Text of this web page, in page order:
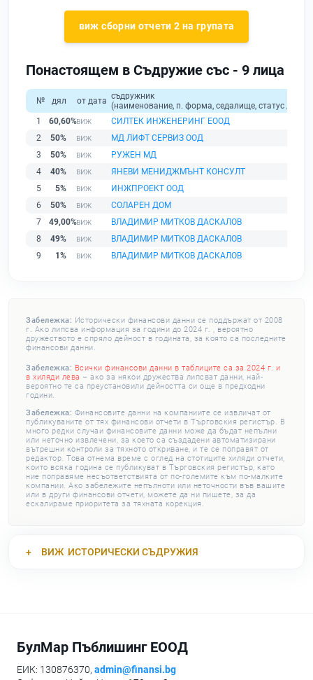
виж сборни отчети 2 на групата
Понастоящем в Съдружие със - 9 лица
№ дял от дата съдружник
(наименование, п. форма, седалище, статус /
1
60,60%
СИЛТЕК ИНЖЕНЕРИНГ ЕООД
2
50%
МД ЛИФТ СЕРВИЗ ООД
3
50%
РУЖЕН МД
4
40%
ЯНЕВИ МЕНИДЖМЪНТ КОНСУЛТ
5
5%
ИНЖПРОЕКТ ООД
6
50%
СОЛАРЕН ДОМ
7
49,00%
ВЛАДИМИР МИТКОВ ДАСКАЛОВ
8
49%
ВЛАДИМИР МИТКОВ ДАСКАЛОВ
9
1% ВЛАДИМИР МИТКОВ ДАСКАЛОВ
Забележка: Исторически финансови данни се поддържат от 2008
г. Ако липсва информация за години до 2024 г. , вероятно
дружеството е спряло дейност в годината, за която са последните
финансови данни.
Забележка: Всички финансови данни в таблиците са за 2024 г. и
в хиляди лева – ако за някои дружества липсват данни, най-
вероятно те са преустановили дейността си още в предходни
години.
Забележка: Финансовите данни на компаниите се извличат от
публикуваните от тях финансови отчети в Търговския регистър. В
много редки случаи финансовите данни може да бъдат непълни
или неточно извлечени, за което са създадени автоматизирани
вътрешни контроли за тяхното откриване, и те се поправят от
редактор. Това отнема време с оглед на стотиците хиляди отчети,
които всяка година се публикуват в Търговския регистър, като
ние поправяме несъответствията от по-големите към по-малките
компании. Ако забележите непълноти или неточности във вашите
или в други финансови отчети, можете да ни пишете, за да
ескалираме приоритета за тяхната корекция.
ВИЖ ИСТОРИЧЕСКИ СЪДРУЖИЯ
БулМар Пъблишинг ЕООД
ЕИК: 130876370, admin@finansi.bg